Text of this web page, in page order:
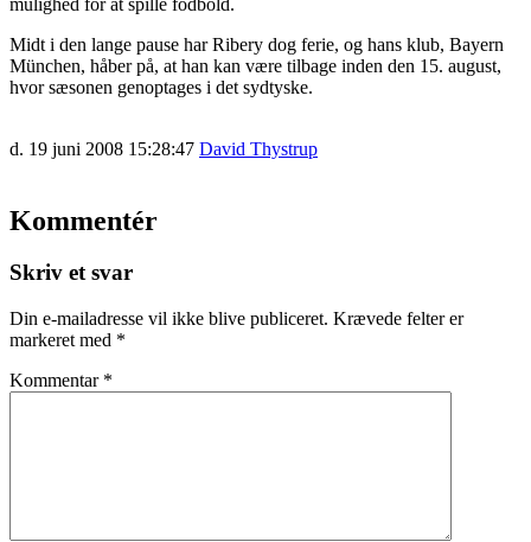
Midt i den lange pause har Ribery dog ferie, og hans klub, Bayern
München, håber på, at han kan være tilbage inden den 15. august,
hvor sæsonen genoptages i det sydtyske.
d. 19 juni 2008 15:28:47 David Thystrup
Kommentér
Skriv et svar
Din e-mailadresse vil ikke blive publiceret. Krævede felter er
markeret med *
Kommentar *